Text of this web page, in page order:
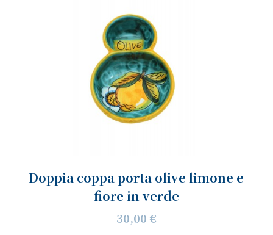
Doppia coppa porta olive limone e
fiore in verde
30,00 €